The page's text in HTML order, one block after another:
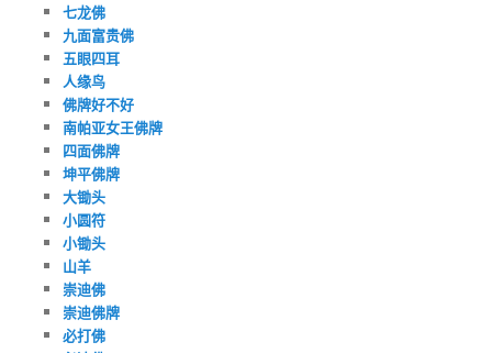
七龙佛
九面富贵佛
五眼四耳
人缘鸟
佛牌好不好
南帕亚女王佛牌
四面佛牌
坤平佛牌
大锄头
小圆符
小锄头
山羊
崇迪佛
崇迪佛牌
必打佛